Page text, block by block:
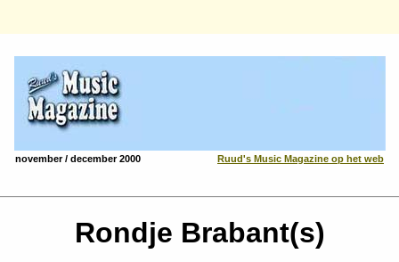
november / december 2000 Ruud's Music Magazine op het web
Rondje Brabant(s)